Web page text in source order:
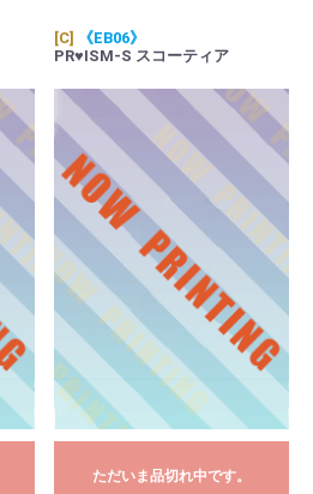
[C]
《EB06》
PR♥ISM-S スコーティア
ただいま品切れ中です。